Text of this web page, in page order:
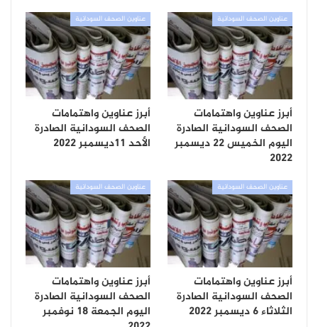
عناوين الصحف السودانية
أبرز عناوين واهتمامات
الصحف السودانية الصادرة
اليوم الخميس 22 ديسمبر
2022
عناوين الصحف السودانية
أبرز عناوين واهتمامات
الصحف السودانية الصادرة
الأحد 11ديسمبر 2022
عناوين الصحف السودانية
أبرز عناوين واهتمامات
الصحف السودانية الصادرة
الثلاثاء 6 ديسمبر 2022
عناوين الصحف السودانية
أبرز عناوين واهتمامات
الصحف السودانية الصادرة
اليوم الجمعة 18 نوفمبر